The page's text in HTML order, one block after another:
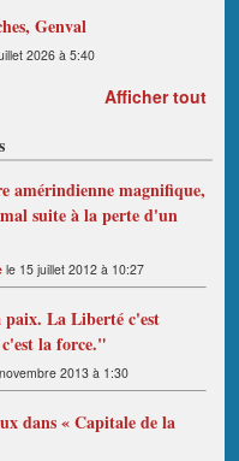
Genval
2026 à 5:40
Afficher tout
amérindienne magnifique,
suite à la perte d'un
le 15 juillet 2012 à 10:27
La Liberté c'est
la force."
2013 à 1:30
dans « Capitale de la